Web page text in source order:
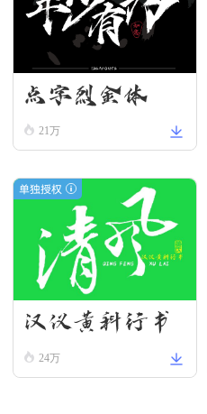
点字烈金体
21万
单独授权
汉仪黄科行书
W24万